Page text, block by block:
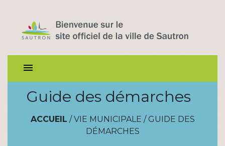
menu
Guide des démarches
ACCUEIL / VIE MUNICIPALE / GUIDE DES
DÉMARCHES